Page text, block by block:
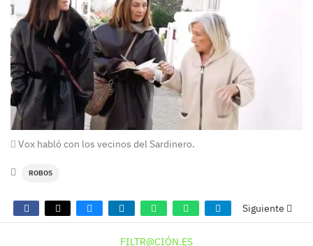
Vox habló con los vecinos del Sardinero.
ROBOS
Siguiente
FILTR@CIÓN.ES